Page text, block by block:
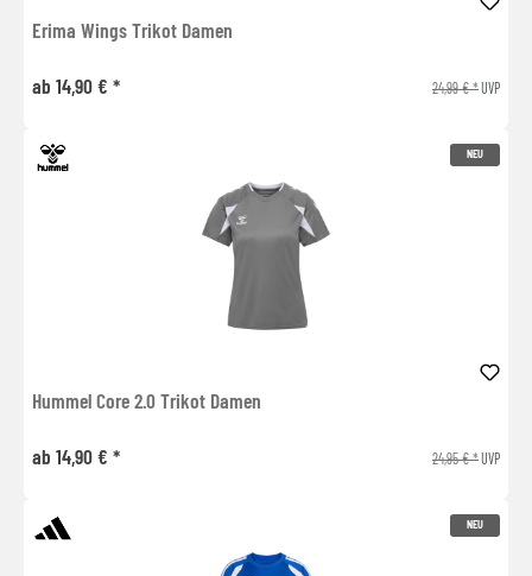
Erima Wings Trikot Damen
ab 14,90 € * 24,99 € *UVP
NEU
Hummel Core 2.0 Trikot Damen
ab 14,90 € * 24,95 € *UVP
NEU